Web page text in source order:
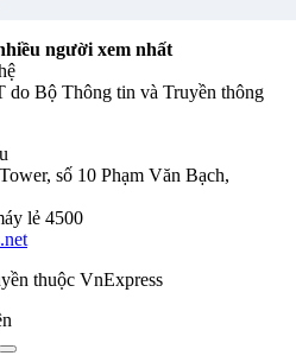
người xem nhất
do Bộ Thông tin và Truyền thông
số 10 Phạm Văn Bạch,
lẻ 4500
thuộc VnExpress